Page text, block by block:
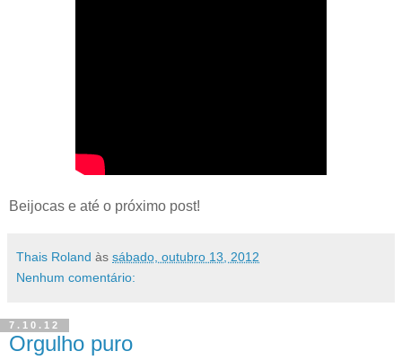
Beijocas e até o próximo post!
Thais Roland às sábado, outubro 13, 2012
Nenhum comentário:
7.10.12
Orgulho puro